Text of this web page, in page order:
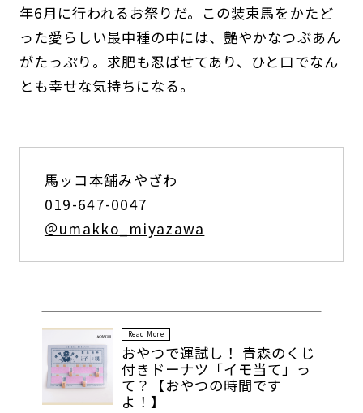
年6月に行われるお祭りだ。この装束馬をかたど
った愛らしい最中種の中には、艶やかなつぶあん
がたっぷり。求肥も忍ばせてあり、ひと口でなん
とも幸せな気持ちになる。
馬ッコ本舗みやざわ
019-647-0047
＠umakko_miyazawa
Read More
おやつで運試し！ 青森のくじ
付きドーナツ「イモ当て」っ
て？【おやつの時間です
よ！】